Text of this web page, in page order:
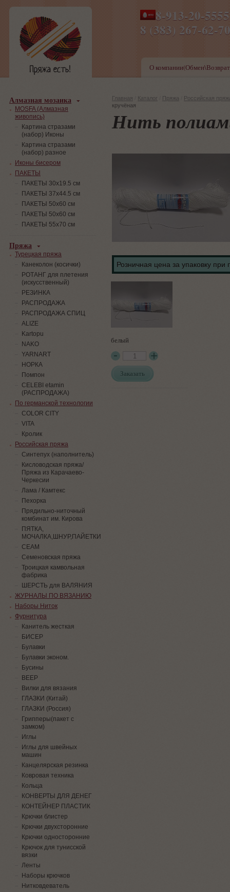
8-913-20-
8 (383) 267-
ПН-ПТ 8-17,СБ-ВС 9-
О
Главная Каталог Пряжа
Российская
кручёная
Нить
Розничная цена за упаковку при
белый
Заказать
Алмазная мозаика
MOSFA (Алмазная
живопись)
Картина стразами
(набор) Иконы
Картина стразами
(набор) разное
Иконы бисером
ПАКЕТЫ
ПАКЕТЫ 30х19.5 см
ПАКЕТЫ 37х44.5 см
ПАКЕТЫ 50х60 см
ПАКЕТЫ 50х60 см
ПАКЕТЫ 55х70 см
Пряжа
Турецкая пряжа
Канеколон (косички)
РОТАНГ для плетения
(искусственный)
PЕЗИНКА
РАСПРОДАЖА
РАСПРОДАЖА СПИЦ
ALIZE
Kartopu
NAKO
YARNART
НОРКА
Помпон
СELEBI etamin
(РАСПРОДАЖА)
По германской технологии
COLOR CITY
VITA
Кролик
Российская пряжа
Синтепух (наполнитель)
Кисловодская пряжа/
Пряжа из Карачаево-
Черкесии
Лама / Камтекс
Пехорка
Прядильно-ниточный
комбинат им. Кирова
ПЯТКА,
МОЧАЛКА,ШНУР,ПАЙЕТКИ
СЕАМ
Семеновская пряжа
Троицкая камвольная
фабрика
ШЕРСТЬ для ВАЛЯНИЯ
ЖУРНАЛЫ ПО ВЯЗАНИЮ
Наборы Ниток
Фурнитура
Канитель жесткая
БИСЕР
Булавки
Булавки эконом.
Бусины
ВЕЕР
Вилки для вязания
ГЛАЗКИ (Китай)
ГЛАЗКИ (Россия)
Грипперы(пакет с
замком)
Иглы
Иглы для швейных
машин
Канцелярская резинка
Ковровая техника
Кольца
КОНВЕРТЫ ДЛЯ ДЕНЕГ
КОНТЕЙНЕР ПЛАСТИК
Крючки блистер
Крючки двухсторонние
Крючки односторонние
Крючок для тунисской
вязки
Ленты
Наборы крючков
Нитковдеватель